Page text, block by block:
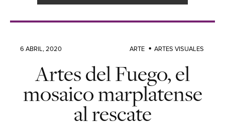
6 ABRIL, 2020 ARTE ARTES VISUALES
Artes del Fuego, el
mosaico marplatense
al rescate